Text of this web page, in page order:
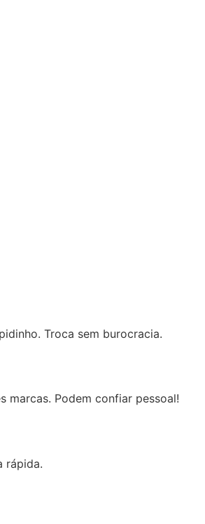
Troca sem burocracia.
marcas. Podem confiar pessoal!
rápida.